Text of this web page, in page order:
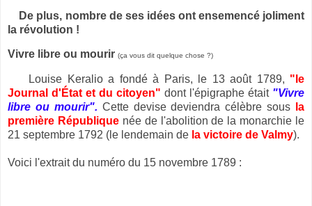
De plus, nombre de ses idées ont ensemencé joliment
la révolution !
Vivre libre ou mourir (ça vous dit quelque chose ?)
Louise Keralio a fondé à Paris, le 13 août 1789, "le
Journal d'État et du citoyen" dont l'épigraphe était "Vivre
libre ou mourir". Cette devise deviendra célèbre sous
la
première Républiquenée de l'abolition de la monarchie le
21 septembre 1792 (le lendemain de la victoire de Valmy).
Voici l'extrait du numéro du 15 novembre 1789 :